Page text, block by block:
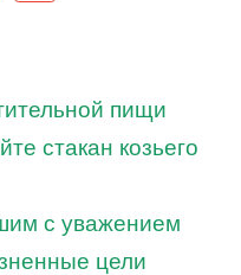
пищи
стакан козьего
с уважением
цели